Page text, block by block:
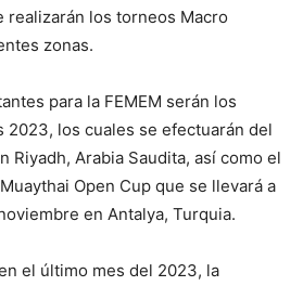
realizarán los torneos Macro
zonas.
para la FEMEM serán los
2023, los cuales se efectuarán del
Riyadh, Arabia Saudita, así como el
Open Cup que se llevará a
en Antalya, Turquia.
el último mes del 2023, la